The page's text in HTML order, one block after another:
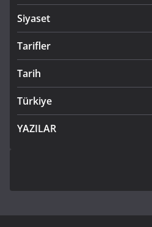
Siyaset
Tarifler
Tarih
Türkiye
YAZILAR